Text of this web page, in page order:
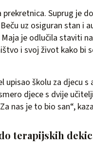
Suprug je
uz osiguran stan i
je odlučila staviti
i svoj život kako bi
upisao školu za djecu
djece s dvije
nas je to bio san“,
terapijskih